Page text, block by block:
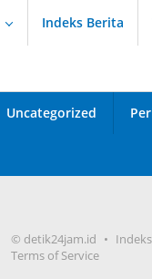
Indeks Berita
Uncategorized
© detik24jam.id
Terms of Service